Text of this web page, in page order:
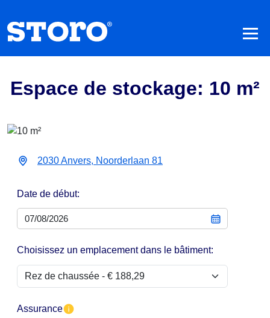
Espace de stockage: 10 m²
2030 Anvers, Noorderlaan 81
Date de début:
Choisissez un emplacement dans le bâtiment:
Assurance